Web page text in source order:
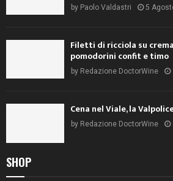
by Paolo Valdastri 5
Filetti di ricciola su
pomodorini confit e timo
by Redazione DoctorWine
Cena nel Viale, la
by Redazione DoctorWine
SHOP